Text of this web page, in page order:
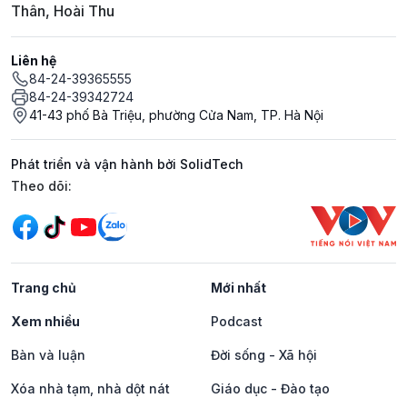
Thân, Hoài Thu
Liên hệ
84-24-39365555
84-24-39342724
41-43 phố Bà Triệu, phường Cửa Nam, TP. Hà Nội
Phát triển và vận hành bởi SolidTech
Mạng xã hội
Theo dõi:
Trang chủ Mới nhất
Xem nhiều Podcast
Bàn và luận Đời sống - Xã hội
Xóa nhà tạm, nhà dột nát Giáo dục - Đào tạo